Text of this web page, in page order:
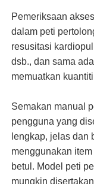
Pemeriksaan
dalam peti
resusitasi
dsb., dan sama
memuatkan
Semakan manual
pengguna yang
lengkap, jelas dan
menggunakan
betul. Model peti
mungkin